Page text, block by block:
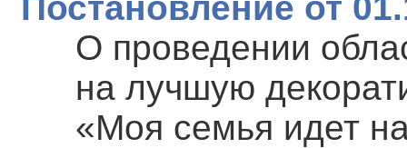
О проведении
на лучшую
«Моя семья идет